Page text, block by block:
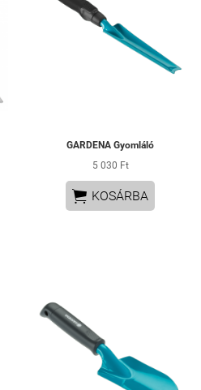
GARDENA Gyomláló
5 030 Ft
 KOSÁRBA